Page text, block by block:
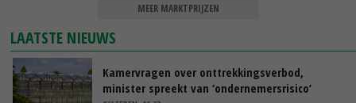
MEER MARKTPRIJZEN
LAATSTE NIEUWS
Kamervragen over onttrekkingsverbod,
minister spreekt van ‘ondernemersrisico’